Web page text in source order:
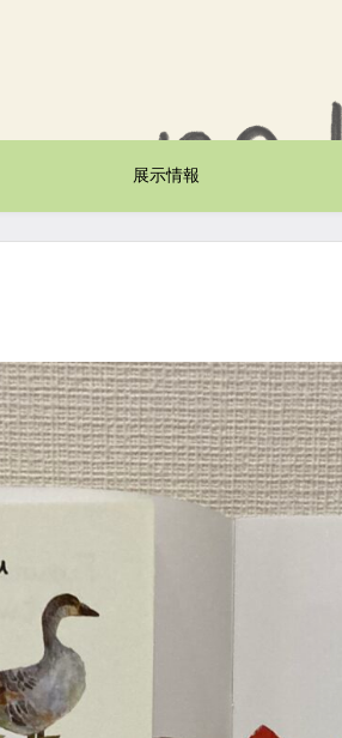
展示情報